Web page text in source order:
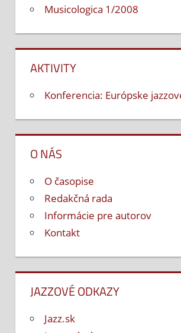
Musicologica 1/2008
AKTIVITY
Konferencia: Európske
O NÁS
O časopise
Redakčná rada
Informácie pre autorov
Kontakt
JAZZOVÉ ODKAZY
Jazz.sk